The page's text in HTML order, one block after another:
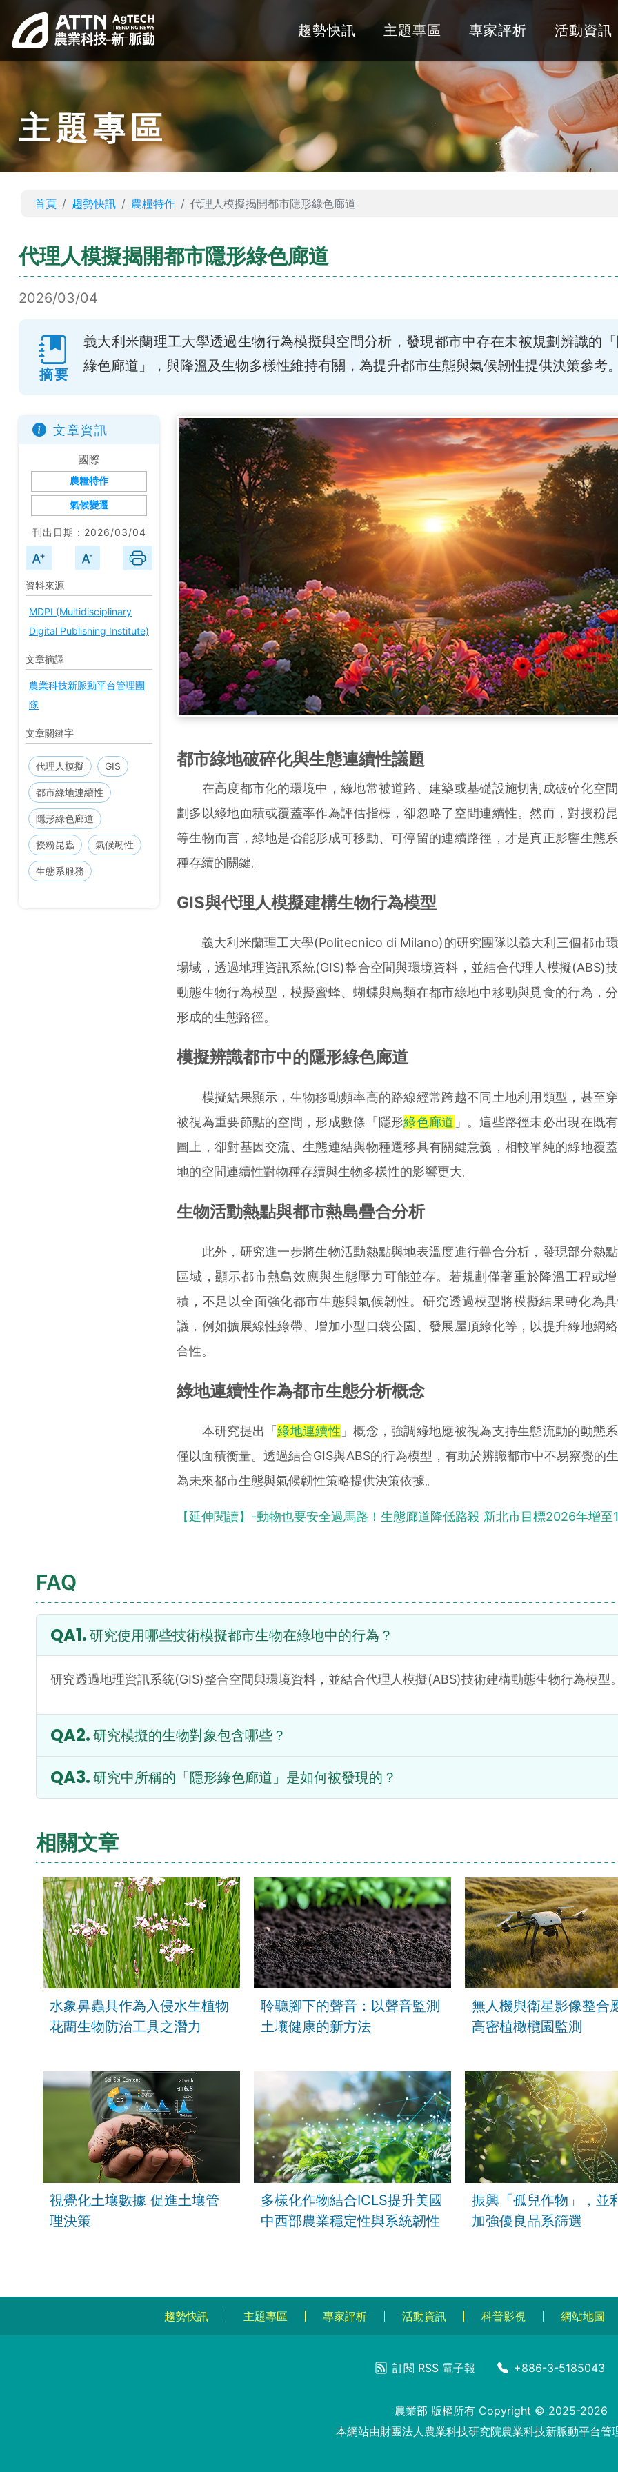
趨勢快訊 主題專區 專家評析 活動資訊
主題專區
首頁 趨勢快訊 農糧特作 代理人模擬揭開都市隱形綠色廊道
代理人模擬揭開都市隱形綠色廊道
2026/03/04
摘要
義大利米蘭理工大學透過生物行為模擬與空間分析，發現都市中存在未被規劃辨識的
綠色廊道」，與降溫及生物多樣性維持有關，為提升都市生態與氣候韌性提供決策參考
文章資訊
國際
農糧特作
氣候變遷
刊出日期：2026/03/04
資料來源
MDPI (Multidisciplinary
Digital Publishing Institute)
文章摘譯
農業科技新脈動平台管理團
隊
文章關鍵字
代理人模擬 GIS
都市綠地連續性
隱形綠色廊道
授粉昆蟲 氣候韌性
生態系服務
都市綠地破碎化與生態連續性議題
在高度都市化的環境中，綠地常被道路、建築或基礎設施切割成破碎化空
劃多以綠地面積或覆蓋率作為評估指標，卻忽略了空間連續性。然而，對授粉
等生物而言，綠地是否能形成可移動、可停留的連續路徑，才是真正影響生態
種存續的關鍵。
GIS與代理人模擬建構生物行為模型
義大利米蘭理工大學(Politecnico di Milano)的研究團隊以義大利三個都市
場域，透過地理資訊系統(GIS)整合空間與環境資料，並結合代理人模擬(ABS)
動態生物行為模型，模擬蜜蜂、蝴蝶與鳥類在都市綠地中移動與覓食的行為，
形成的生態路徑。
模擬辨識都市中的隱形綠色廊道
模擬結果顯示，生物移動頻率高的路線經常跨越不同土地利用類型，甚至
被視為重要節點的空間，形成數條「隱形綠色廊道 」。這些路徑未必出現在既
圖上，卻對基因交流、生態連結與物種遷移具有關鍵意義，相較單純的綠地覆
地的空間連續性對物種存續與生物多樣性的影響更大。
生物活動熱點與都市熱島疊合分析
此外，研究進一步將生物活動熱點與地表溫度進行疊合分析，發現部分熱
區域，顯示都市熱島效應與生態壓力可能並存。若規劃僅著重於降溫工程或
積，不足以全面強化都市生態與氣候韌性。研究透過模型將模擬結果轉化為
議，例如擴展線性綠帶、增加小型口袋公園、發展屋頂綠化等，以提升綠地網
合性。
綠地連續性作為都市生態分析概念
本研究提出「綠地連續性 」概念，強調綠地應被視為支持生態流動的動態
僅以面積衡量。透過結合GIS與ABS的行為模型，有助於辨識都市中不易察覺的
為未來都市生態與氣候韌性策略提供決策依據。
【延伸閱讀】-動物也要安全過馬路！生態廊道降低路殺 新北市目標2026年增至
FAQ
研究使用哪些技術模擬都市生物在綠地中的行為？
研究透過地理資訊系統(GIS)整合空間與環境資料，並結合代理人模擬(ABS)技術建構動態生物行為模型
研究模擬的生物對象包含哪些？
研究中所稱的「隱形綠色廊道」是如何被發現的？
相關文章
水象鼻蟲具作為入侵水生植物
花藺生物防治工具之潛力
聆聽腳下的聲音：以聲音監測
土壤健康的新方法
無人機與衛星影像整合
高密植橄欖園監測
視覺化土壤數據 促進土壤管
理決策
多樣化作物結合ICLS提升美國
中西部農業穩定性與系統韌性
振興「孤兒作物」，並
加強優良品系篩選
趨勢快訊 主題專區 專家評析 活動資訊 科普影視 網站地圖
訂閱 RSS 電子報 +886-3-5185043
農業部 版權所有 Copyright © 2025-2026
本網站由財團法人農業科技研究院農業科技新脈動平台管